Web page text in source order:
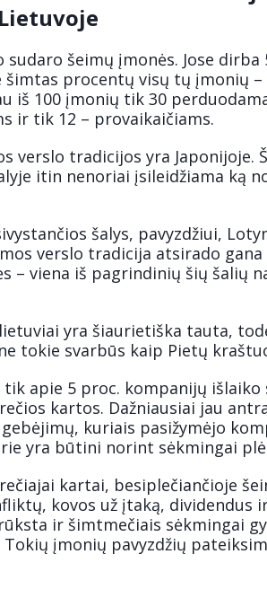
sudaro šeimų įmonės. Jose dirba
šimtas procentų visų tų įmonių –
iš 100 įmonių tik 30
ir tik 12 – provaikaičiams.
verslo tradicijos yra Japonijoje.
itin nenoriai įsileidžiama ką
šalys, pavyzdžiui,
verslo tradicija atsirado gana
– viena iš pagrindinių šių šalių
yra šiaurietiška tauta,
tokie svarbūs kaip Pietų
apie 5 proc. kompanijų išlaiko
kartos. Dažniausiai jau
kuriais pasižymėjo
yra būtini norint sėkmingai
kartai, besiplečiančioje
kovos už įtaką, dividendus
ir šimtmečiais sėkmingai
įmonių pavyzdžių